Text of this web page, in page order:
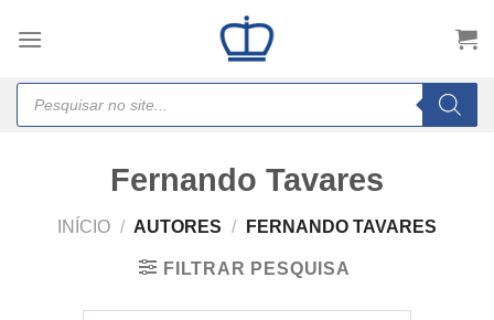
Products
search
Fernando Tavares
INÍCIO / AUTORES / FERNANDO TAVARES
FILTRAR PESQUISA